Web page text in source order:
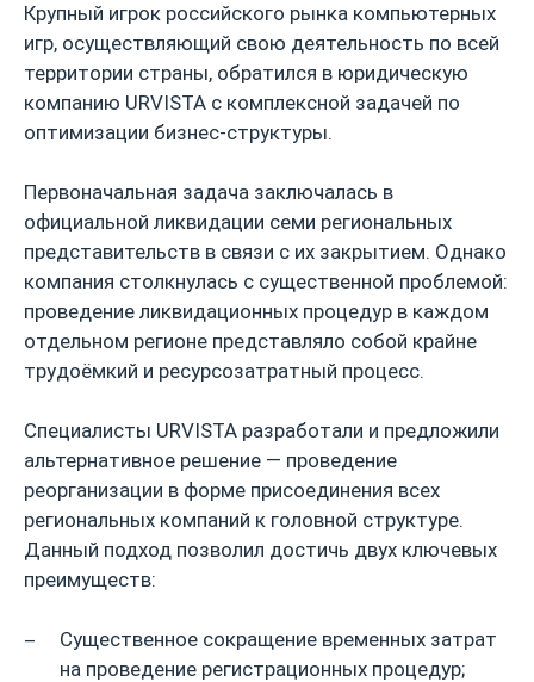
Крупный игрок российского рынка компьютерных
игр, осуществляющий свою деятельность по всей
территории страны, обратился в юридическую
компанию URVISTA с комплексной задачей по
оптимизации бизнес-структуры.
Первоначальная задача заключалась в
официальной ликвидации семи региональных
представительств в связи с их закрытием. Однако
компания столкнулась с существенной проблемой:
проведение ликвидационных процедур в каждом
отдельном регионе представляло собой крайне
трудоёмкий и ресурсозатратный процесс.
Специалисты URVISTA разработали и предложили
альтернативное решение — проведение
реорганизации в форме присоединения всех
региональных компаний к головной структуре.
Данный подход позволил достичь двух ключевых
преимуществ:
Существенное сокращение временных затрат
на проведение регистрационных процедур;